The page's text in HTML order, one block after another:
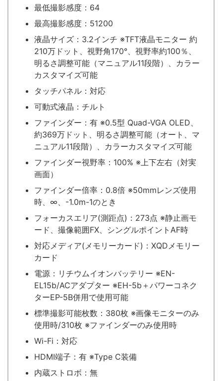
最低撮影感度：64
最高撮影感度：51200
液晶サイズ：3.2インチ ※TFT液晶モニター 約
210万ドット、視野角170°、視野率約100％、
明るさ調整可能（マニュアル11段階）、カラー
カスタマイズ可能
タッチパネル：対応
可動式液晶：チルト
ファインダー：有 ※0.5型 Quad-VGA OLED、
約369万ドット、明るさ調整可能（オート、マ
ニュアル11段階）、カラーカスタマイズ可能
ファインダー視野率：100% ※上下左右（対実
画面）
ファインダー倍率：0.8倍 ※50mmレンズ使用
時、∞、-1.0m-1のとき
フォーカスエリア(測距点)：273点 ※静止画モ
ード、撮像範囲FX、シングルポイントAF時
対応メディア(メモリーカード)：XQDメモリー
カード
電源：リチウムイオンバッテリー ※EN-
EL15b/ACアダプター ※EH-5b＋パワーコネク
ターEP-5B併用で使用可能
標準撮影可能枚数：380枚 ※画像モニターのみ
使用時/310枚 ※ファインダーのみ使用時
Wi-Fi：対応
HDMI端子：有 ※Type C装備
内蔵ストロボ：無